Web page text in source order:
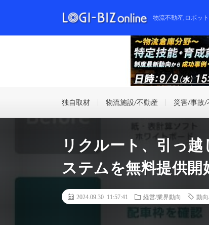
物流不動産,ロボッ
独自取材 物流施設/不動産 災害/事故/
リクルート、引っ
ステムを無料提供開
2024.09.30 11:57:41 経営/業界動向 動